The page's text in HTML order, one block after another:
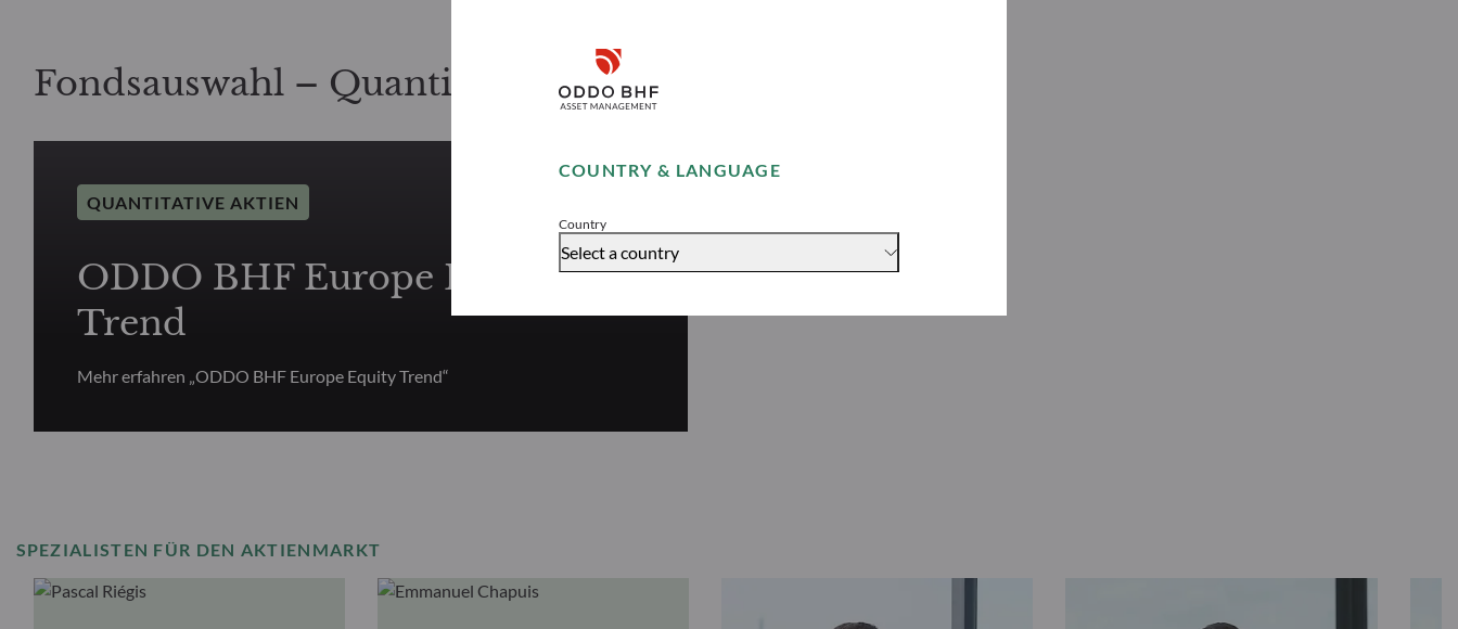
COUNTRY & LANGUAGE
Country
Select a country
Disclaimer
Accept
Fondsauswahl – Quantitative Aktien
QUANTITATIVE AKTIEN
ODDO BHF Europe Equity
Trend
Mehr erfahren „ODDO BHF Europe Equity Trend“
SPEZIALISTEN FÜR DEN AKTIENMARKT